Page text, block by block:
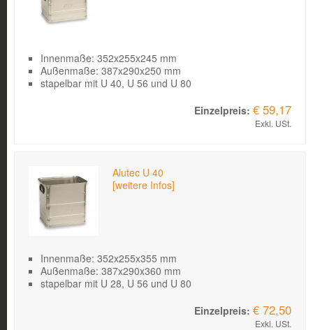
Innenmaße: 352x255x245 mm
Außenmaße: 387x290x250 mm
stapelbar mit U 40, U 56 und U 80
€ 59,17
Exkl. USt.
Alutec U 40
[weitere Infos]
Innenmaße: 352x255x355 mm
Außenmaße: 387x290x360 mm
stapelbar mit U 28, U 56 und U 80
€ 72,50
Exkl. USt.